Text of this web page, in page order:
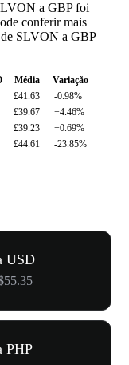
a GBP foi
conferir mais
SLVON a GBP
Média
Variação
£41.63
-0.98%
£39.67
+4.46%
£39.23
+0.69%
£44.61 -23.85%
USD
PHP